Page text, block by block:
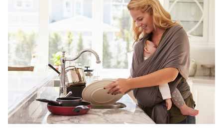
ベビーラップはいつまで使える？
スリングや抱っこ紐の比較検証結果もチェック！
ベビーラップの売れ筋ランキングもチェック！